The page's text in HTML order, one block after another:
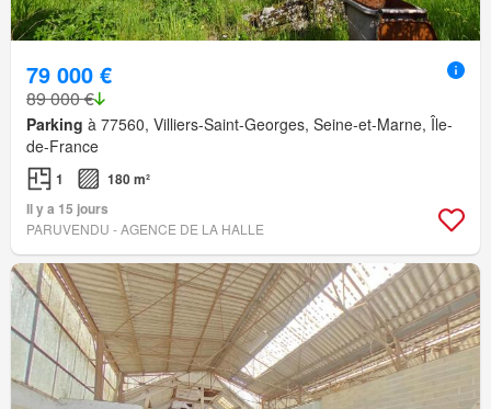
79 000 €
89 000 €
Parking à 77560, Villiers-Saint-Georges, Seine-et-Marne, Île-
de-France
1
180 m²
Il y a 15 jours
PARUVENDU - AGENCE DE LA HALLE